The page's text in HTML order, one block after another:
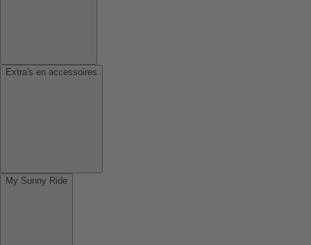
Extra's en accessoires
My Sunny Ride